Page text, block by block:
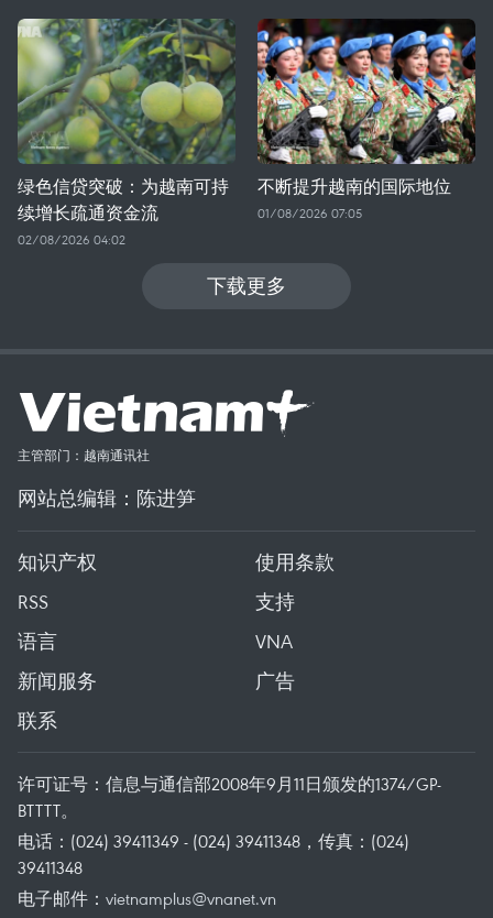
绿色信贷突破：为越南可持
续增长疏通资金流
02/08/2026 04:02
不断提升越南的国际地位
01/08/2026 07:05
下载更多
主管部门：越南通讯社
网站总编辑：陈进笋
知识产权
使用条款
RSS
支持
语言
VNA
新闻服务
广告
联系
许可证号：信息与通信部2008年9月11日颁发的1374/GP-
BTTTT。
电话：(024) 39411349 - (024) 39411348，传真：(024)
39411348
电子邮件： vietnamplus@vnanet.vn